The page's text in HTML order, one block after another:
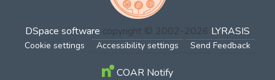
DSpace software copyright © 2002-2026 LYRASIS
Cookie settings Accessibility settings Send Feedback
COAR Notify